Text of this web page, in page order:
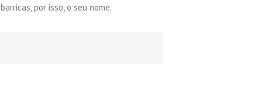
por isso, o seu nome.